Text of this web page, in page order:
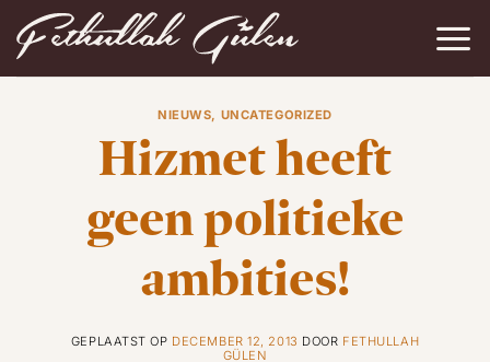
naar
inhoud
NIEUWS, UNCATEGORIZED
Hizmet heeft
geen politieke
ambities!
GEPLAATST OP DECEMBER 12, 2013 DOOR FETHULLAH
GÜLEN